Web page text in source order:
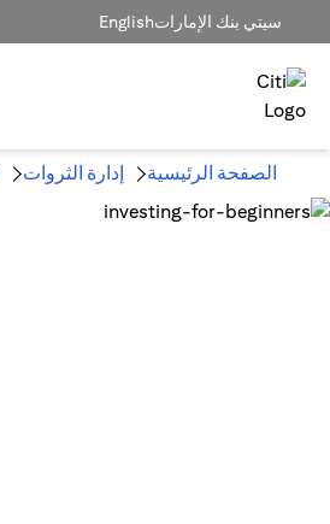
سيتي بنك الإماراتEnglish
الصفحة الرئيسية إدارة الثروات